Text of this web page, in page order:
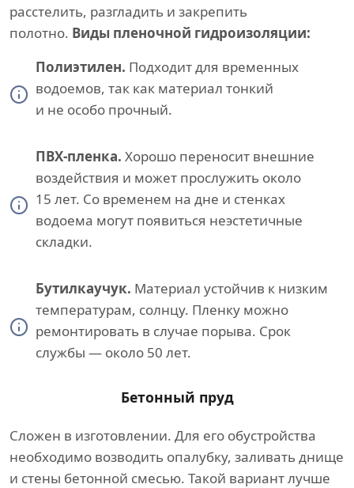
расстелить, разгладить и закрепить
полотно. Виды пленочной гидроизоляции:
Полиэтилен. Подходит для временных
водоемов, так как материал тонкий
и не особо прочный.
ПВХ-пленка. Хорошо переносит внешние
воздействия и может прослужить около
15 лет. Со временем на дне и стенках
водоема могут появиться неэстетичные
складки.
Бутилкаучук. Материал устойчив к низким
температурам, солнцу. Пленку можно
ремонтировать в случае порыва. Срок
службы — около 50 лет.
Бетонный пруд
Сложен в изготовлении. Для его обустройства
необходимо возводить опалубку, заливать днище
и стены бетонной смесью. Такой вариант лучше